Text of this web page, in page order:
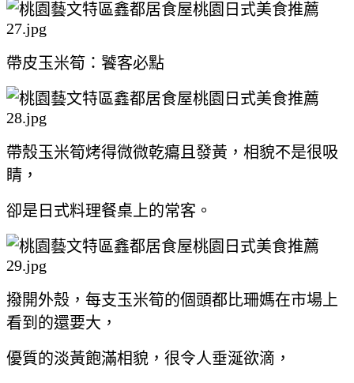
帶皮玉米筍：饕客必點
帶殼玉米筍烤得微微乾癟且發黃，相貌不是很吸
睛，
卻是日式料理餐桌上的常客。
撥開外殼，每支玉米筍的個頭都比珊媽在市場上
看到的還要大，
優質的淡黃飽滿相貌，很令人垂涎欲滴，